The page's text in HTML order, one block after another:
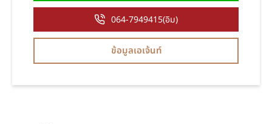
064-7949415(อิม)
ข้อมูลเอเจ้นท์